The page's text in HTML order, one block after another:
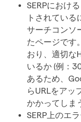
SERPにおけ
トされている
サーチコンソ
たページです
おり、適切な
いるか (例：
あるため、
らURLをアッ
かかってしま
SERP上のエ